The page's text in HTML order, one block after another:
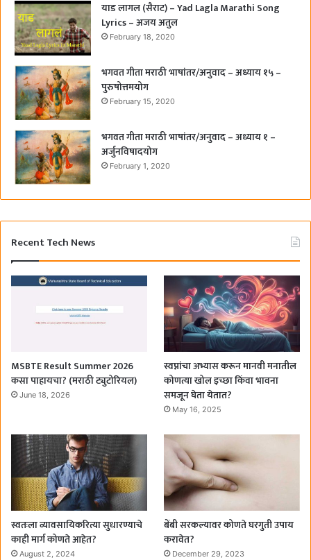
याड लागल (सैराट) – Yad Lagla Marathi Song
Lyrics – अजय अतुल
February 18, 2020
भगवत गीता मराठी भाषांतर/अनुवाद – अध्याय १५ –
पुरुषोत्तमयोग
February 15, 2020
भगवत गीता मराठी भाषांतर/अनुवाद – अध्याय १ –
अर्जुनविषादयोग
February 1, 2020
Recent Tech News
MSBTE Result Summer 2026
कसा पाहायचा? (मराठी ट्युटोरियल)
June 18, 2026
स्वप्नांचा अभ्यास करून मानवी मनातील
कोणत्या खोल इच्छा किंवा भावना
समजून घेता येतात?
May 16, 2025
स्वतःला व्यावसायिकरित्या सुधारण्याचे
काही मार्ग कोणते आहेत?
August 2, 2024
बेंबी सरकल्यावर कोणते घरगुती उपाय
करावेत?
December 29, 2023